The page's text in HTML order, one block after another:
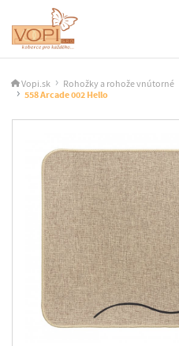
Vopi.sk Rohožky a rohože vnútorné
558 Arcade 002 Hello